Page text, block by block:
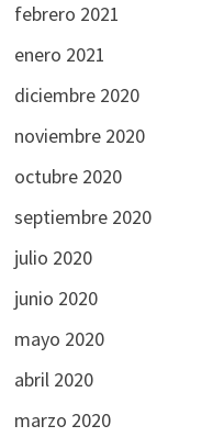
febrero 2021
enero 2021
diciembre 2020
noviembre 2020
octubre 2020
septiembre 2020
julio 2020
junio 2020
mayo 2020
abril 2020
marzo 2020